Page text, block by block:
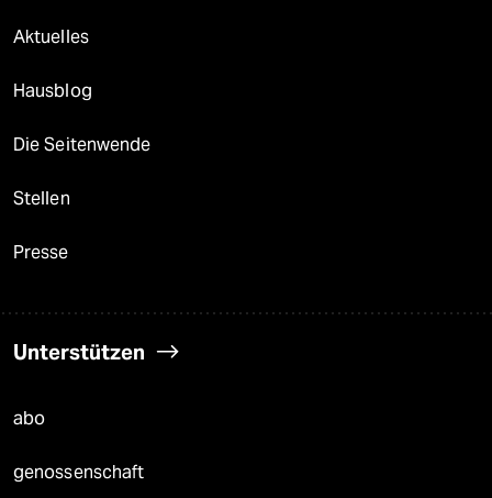
Aktuelles
Hausblog
Die Seitenwende
Stellen
Presse
Unterstützen
abo
genossenschaft